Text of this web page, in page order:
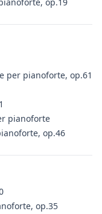
per pianoforte, op.61
pianoforte
op.46
op.35